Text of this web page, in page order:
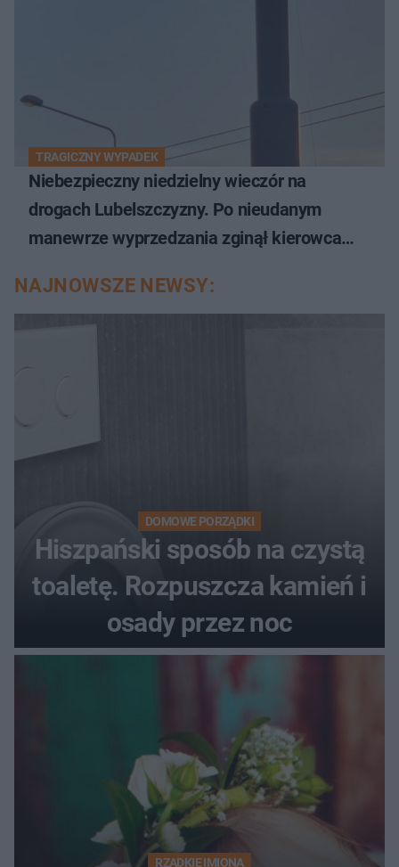
TRAGICZNY WYPADEK
Niebezpieczny niedzielny wieczór na
drogach Lubelszczyzny. Po nieudanym
manewrze wyprzedzania zginął kierowca
NAJNOWSZE NEWSY:
DOMOWE PORZĄDKI
Hiszpański sposób na czystą
toaletę. Rozpuszcza kamień i
osady przez noc
RZADKIE IMIONA